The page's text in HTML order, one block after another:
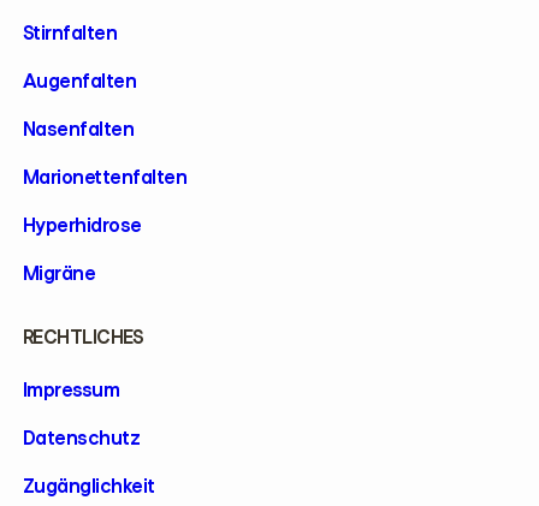
Stirnfalten
Augenfalten
Nasenfalten
Marionettenfalten
Hyperhidrose
Migräne
RECHTLICHES
Impressum
Datenschutz
Zugänglichkeit